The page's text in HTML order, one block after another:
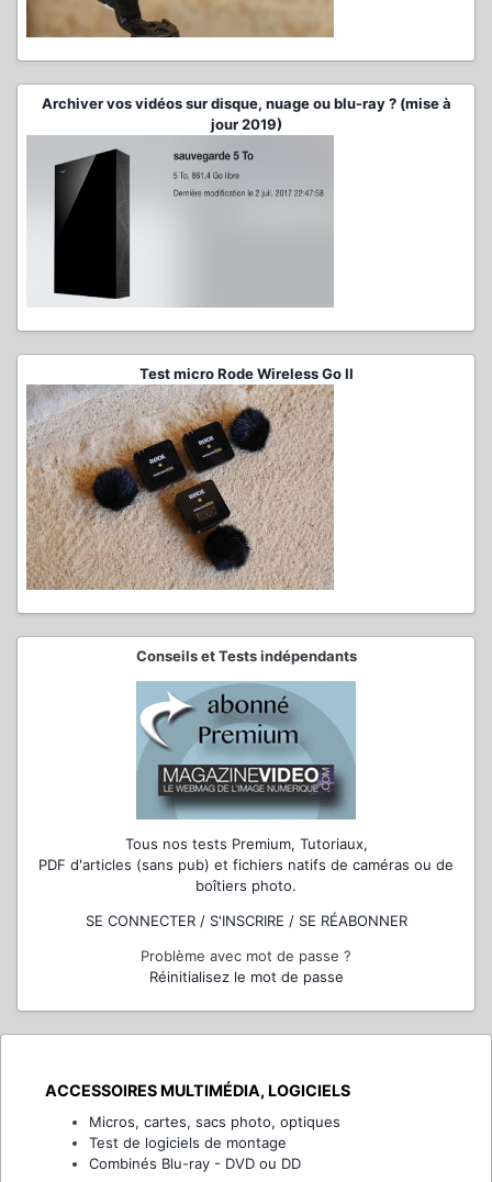
Archiver vos vidéos sur disque, nuage ou blu-ray ? (mise à
jour 2019)
Test micro Rode Wireless Go II
Conseils et Tests indépendants
Tous nos tests Premium, Tutoriaux,
PDF d'articles (sans pub) et fichiers natifs de caméras ou de
boîtiers photo.
SE CONNECTER / S'INSCRIRE / SE RÉABONNER
Problème avec mot de passe ?
Réinitialisez le mot de passe
ACCESSOIRES MULTIMÉDIA, LOGICIELS
Micros, cartes, sacs photo, optiques
Test de logiciels de montage
Combinés Blu-ray - DVD ou DD